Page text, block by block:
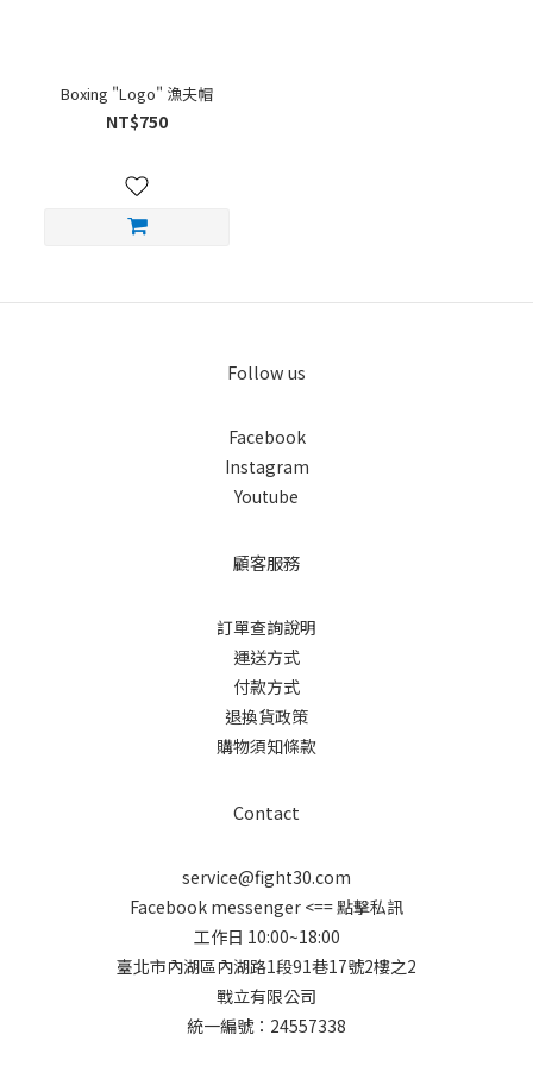
Boxing "Logo" 漁夫帽
NT$750
Follow us
Facebook
Instagram
Youtube
顧客服務
訂單查詢說明
運送方式
付款方式
退換貨政策
購物須知條款
Contact
service@fight30.com
Facebook messenger <== 點擊私訊
工作日 10:00~18:00
臺北市內湖區內湖路1段91巷17號2樓之2
戰立有限公司
統一編號：24557338